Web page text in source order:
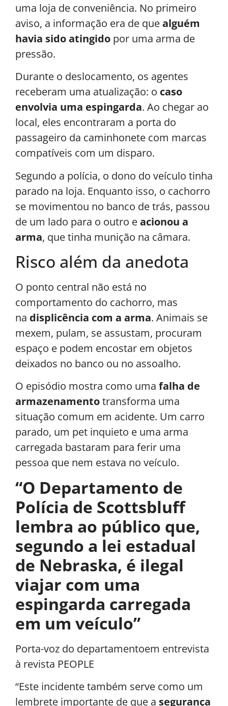
uma loja de conveniência. No primeiro
aviso, a informação era de quealguém
havia sido atingido por uma arma de
pressão.
Durante o deslocamento, os agentes
receberam uma atualização: o caso
envolvia uma espingarda. Ao chegar ao
local, eles encontraram a porta do
passageiro da caminhonete com marcas
compatíveis com um disparo.
Segundo a polícia, o dono do veículo tinha
parado na loja. Enquanto isso, o cachorro
se movimentou no banco de trás, passou
de um lado para o outro eacionou a
arma, que tinha munição na câmara.
Risco além da anedota
O ponto central não está no
comportamento do cachorro, mas
na displicência com a arma. Animais se
mexem, pulam, se assustam, procuram
espaço e podem encostar em objetos
deixados no banco ou no assoalho.
O episódio mostra como uma falha de
armazenamentotransforma uma
situação comum em acidente. Um carro
parado, um pet inquieto e uma arma
carregada bastaram para ferir uma
pessoa que nem estava no veículo.
“O Departamento de
Polícia de Scottsbluff
lembra ao público que,
segundo a lei estadual
de Nebraska, é ilegal
viajar com uma
espingarda carregada
em um veículo”
Porta-voz do departamentoem entrevista
à revista PEOPLE
“Este incidente também serve como um
lembrete importante de que a segurança